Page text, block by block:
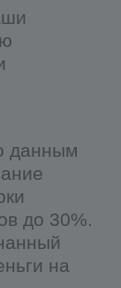
-
данным
до 30%.
на